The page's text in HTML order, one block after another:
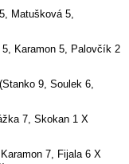
Matušková 5,
Karamon 5, Palovčík 2
9, Soulek 6,
7, Skokan 1 X
7, Fijala 6 X